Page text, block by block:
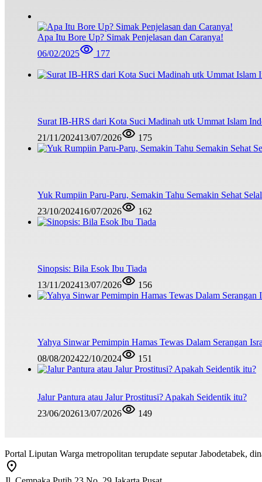
Apa Itu Bore Up? Simak Penjelasan dan Caranya!
06/02/2025
177
Surat IB-HRS dari Kota Suci Madinah utk Ummat Islam
21/11/202413/07/2026 175
Yuk Rumpiin Paru-Paru, Semakin Tahu Semakin Sehat
23/10/202416/07/2026 162
Sinopsis: Bila Esok Ibu Tiada
13/11/202413/07/2026 156
Yahya Sinwar Pemimpin Hamas Tewas Dalam Serangan
08/08/202422/10/2024 151
Jalur Pantura atau Jalur Prostitusi? Apakah Seidentik itu?
23/06/202613/07/2026 149
Portal Liputan Warga metropolitan terupdate seputar Jabodetabek,